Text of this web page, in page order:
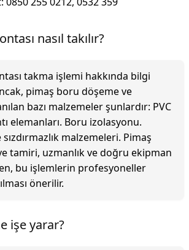
nasıl takılır?
takma işlemi hakkında bilgi
pimaş boru döşeme ve
bazı malzemeler şunlardır: PVC
elemanları. Boru izolasyonu.
sızdırmazlık malzemeleri. Pimaş
tamiri, uzmanlık ve doğru ekipman
bu işlemlerin profesyoneller
önerilir.
işe yarar?